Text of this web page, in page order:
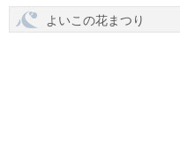
よいこの花まつり